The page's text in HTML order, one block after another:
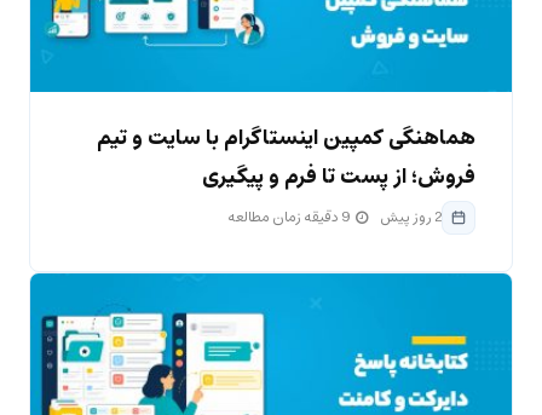
هماهنگی کمپین اینستاگرام با سایت و تیم
فروش؛ از پست تا فرم و پیگیری
2 روز پیش 9 دقیقه زمان مطالعه